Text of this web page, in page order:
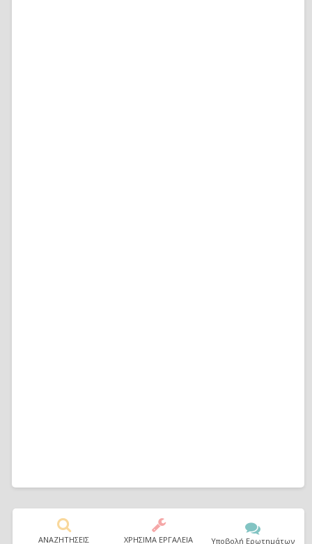
ΑΝΑΖΗΤΗΣΕΙΣ ΧΡΗΣΙΜΑ ΕΡΓΑΛΕΙΑ Υποβολή Ερωτημάτων